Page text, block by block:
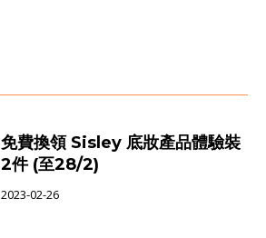
免費換領 Sisley 底妝產品體驗裝
2件 (至28/2)
2023-02-26